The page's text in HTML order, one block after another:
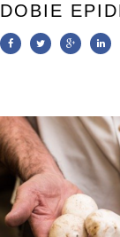
DOBIE